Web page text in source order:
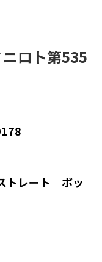
ロト第535
トレート ボッ